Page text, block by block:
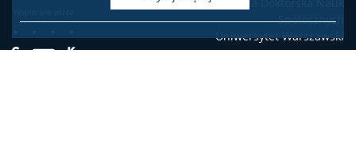
Społecznych
Uniwersytet Warszawski